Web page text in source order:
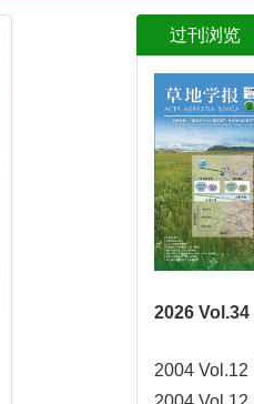
过刊浏览
2026 Vol.34
2004